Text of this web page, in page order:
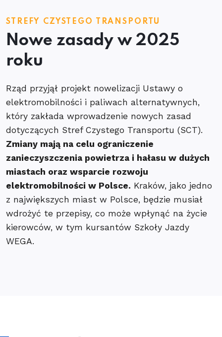
STREFY CZYSTEGO TRANSPORTU
Nowe zasady w 2025
roku
Rząd przyjął projekt nowelizacji Ustawy o
elektromobilności i paliwach alternatywnych,
który zakłada wprowadzenie nowych zasad
dotyczących Stref Czystego Transportu (SCT).
Zmiany mają na celu ograniczenie
zanieczyszczenia powietrza i hałasu w dużych
miastach oraz wsparcie rozwoju
elektromobilności w Polsce. Kraków, jako jedno
z największych miast w Polsce, będzie musiał
wdrożyć te przepisy, co może wpłynąć na życie
kierowców, w tym kursantów Szkoły Jazdy
WEGA.